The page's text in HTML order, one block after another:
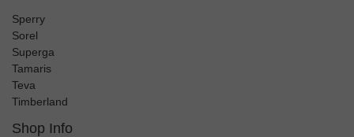
Sperry
Sorel
Superga
Tamaris
Teva
Timberland
Shop Info